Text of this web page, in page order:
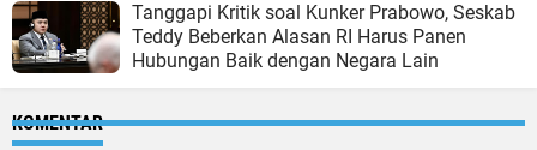
Tanggapi Kritik soal Kunker Prabowo, Seskab
Teddy Beberkan Alasan RI Harus Panen
Hubungan Baik dengan Negara Lain
KOMENTAR